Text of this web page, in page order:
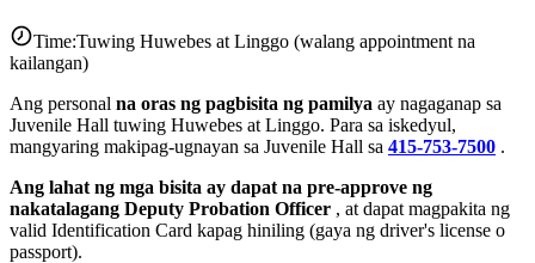
Time:Tuwing Huwebes at Linggo (walang appointment na
kailangan)
Ang personal na oras ng pagbisita ng pamilya ay nagaganap sa
Juvenile Hall tuwing Huwebes at Linggo. Para sa iskedyul,
mangyaring makipag-ugnayan sa Juvenile Hall sa 415-753-7500 .
Ang lahat ng mga bisita ay dapat na pre-approve ng
nakatalagang Deputy Probation Officer , at dapat magpakita ng
valid Identification Card kapag hiniling (gaya ng driver's license o
passport).